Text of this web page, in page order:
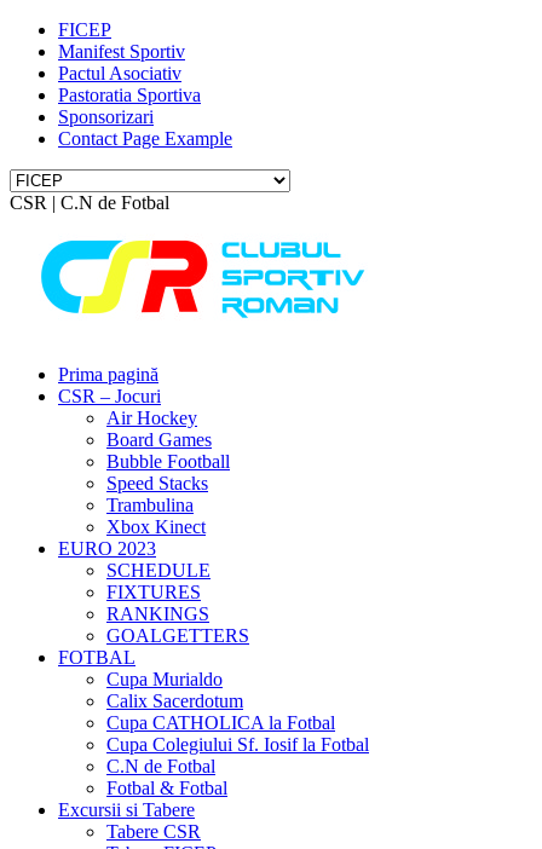
FICEP
Manifest Sportiv
Pactul Asociativ
Pastoratia Sportiva
Sponsorizari
Contact Page Example
CSR | C.N de Fotbal
Prima pagină
CSR – Jocuri
Air Hockey
Board Games
Bubble Football
Speed Stacks
Trambulina
Xbox Kinect
EURO 2023
SCHEDULE
FIXTURES
RANKINGS
GOALGETTERS
FOTBAL
Cupa Murialdo
Calix Sacerdotum
Cupa CATHOLICA la Fotbal
Cupa Colegiului Sf. Iosif la Fotbal
C.N de Fotbal
Fotbal & Fotbal
Excursii si Tabere
Tabere CSR